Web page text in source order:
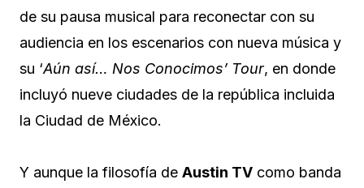
de su pausa musical para reconectar con su
audiencia en los escenarios con nueva música y
su ‘Aún así… Nos Conocimos’ Tour, en donde
incluyó nueve ciudades de la república incluida
la Ciudad de México.
Y aunque la filosofía de Austin TV como banda